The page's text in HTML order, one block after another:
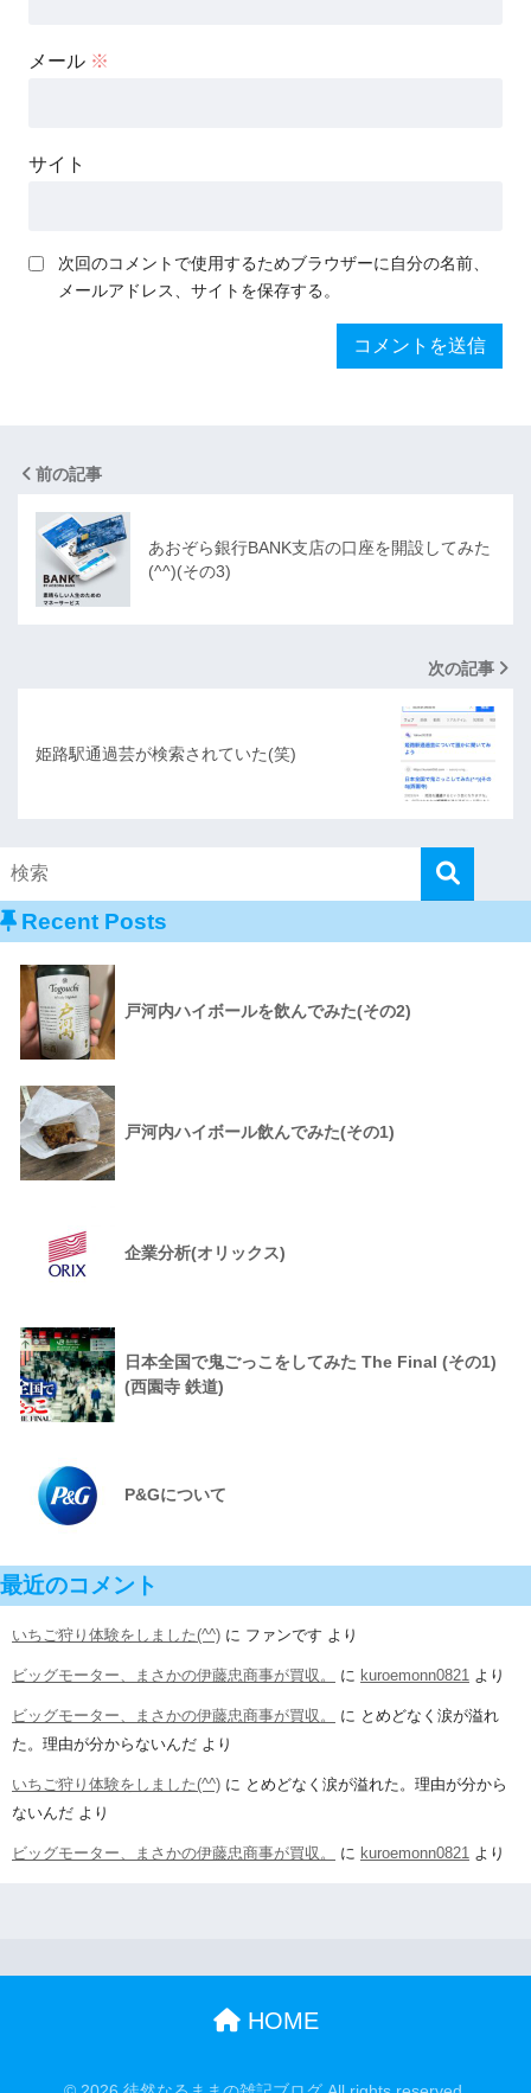
メール ※
サイト
次回のコメントで使用するためブラウザーに自分の名前、
メールアドレス、サイトを保存する。
前の記事
あおぞら銀行BANK支店の口座を開設してみた
(^^)(その3)
次の記事
姫路駅通過芸が検索されていた(笑)
Recent Posts
戸河内ハイボールを飲んでみた(その2)
戸河内ハイボール飲んでみた(その1)
企業分析(オリックス)
日本全国で鬼ごっこをしてみた The Final (その1)
(西園寺 鉄道)
P&Gについて
最近のコメント
いちご狩り体験をしました(^^) に ファンです より
ビッグモーター、まさかの伊藤忠商事が買収。 に kuroemonn0821 より
ビッグモーター、まさかの伊藤忠商事が買収。 に とめどなく涙が溢れ
た。理由が分からないんだ より
いちご狩り体験をしました(^^) に とめどなく涙が溢れた。理由が分から
ないんだ より
ビッグモーター、まさかの伊藤忠商事が買収。 に kuroemonn0821 より
HOME